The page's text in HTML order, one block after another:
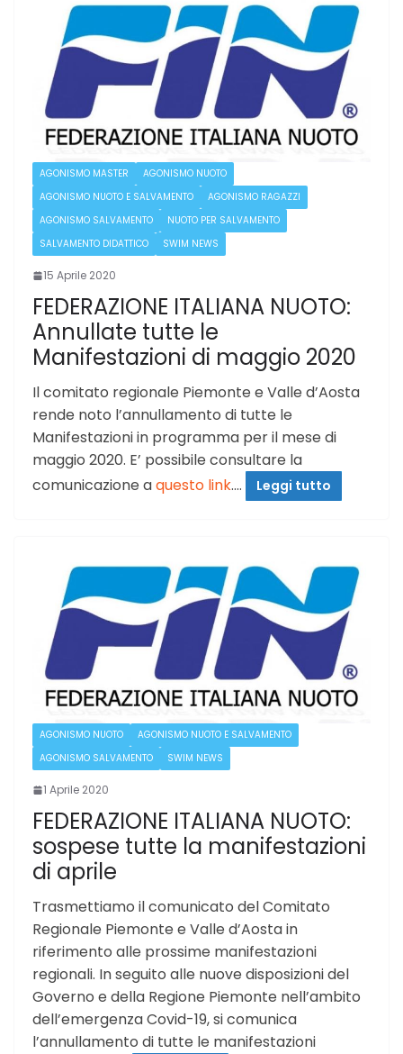
AGONISMO MASTER
AGONISMO NUOTO
AGONISMO NUOTO E SALVAMENTO
AGONISMO RAGAZZI
AGONISMO SALVAMENTO
NUOTO PER SALVAMENTO
SALVAMENTO DIDATTICO
SWIM NEWS
15 Aprile 2020
FEDERAZIONE ITALIANA NUOTO:
Annullate tutte le
Manifestazioni di maggio 2020
Il comitato regionale Piemonte e Valle d’Aosta
rende noto l’annullamento di tutte le
Manifestazioni in programma per il mese di
maggio 2020. E’ possibile consultare la
comunicazione aquesto link.… Leggi tutto
AGONISMO NUOTO
AGONISMO NUOTO E SALVAMENTO
AGONISMO SALVAMENTO
SWIM NEWS
1 Aprile 2020
FEDERAZIONE ITALIANA NUOTO:
sospese tutte la manifestazioni
di aprile
Trasmettiamo il comunicato del Comitato
Regionale Piemonte e Valle d’Aosta in
riferimento alle prossime manifestazioni
regionali. In seguito alle nuove disposizioni del
Governo e della Regione Piemonte nell’ambito
dell’emergenza Covid-19, si comunica
l’annullamento di tutte le manifestazioni